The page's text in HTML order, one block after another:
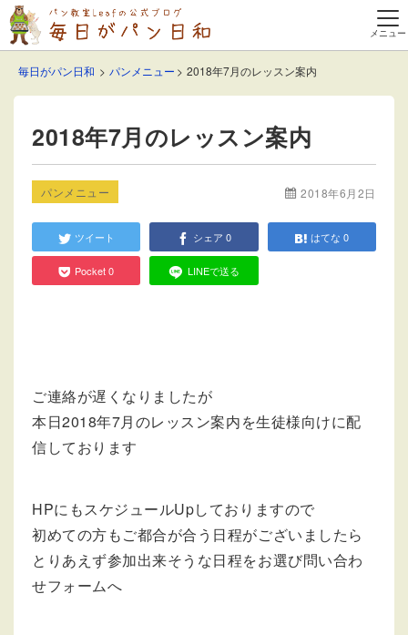
毎日がパン日和 パンメニュー 2018年7月のレッスン案内
2018年7月のレッスン案内
パンメニュー 2018年6月2日
ツイート シェア 0 はてな 0
Pocket0 LINEで送る
ご連絡が遅くなりましたが
本日2018年7月のレッスン案内を生徒様向けに配
信しております
HPにもスケジュールUpしておりますので
初めての方もご都合が合う日程がございましたら
とりあえず参加出来そうな日程をお選び問い合わ
せフォームへ